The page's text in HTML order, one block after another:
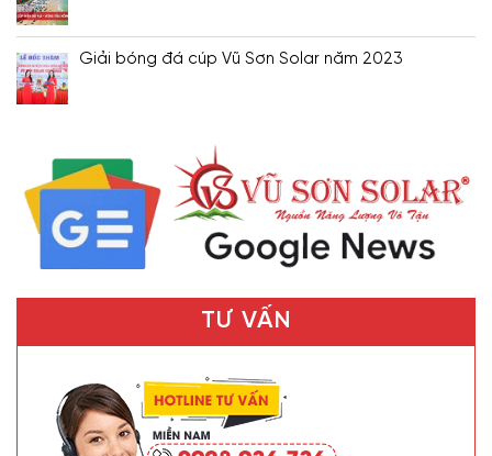
Giải bóng đá cúp Vũ Sơn Solar năm 2023
TƯ VẤN